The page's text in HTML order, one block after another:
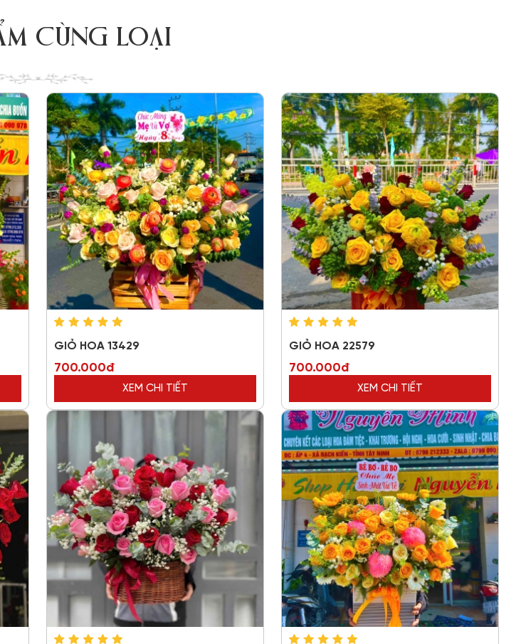
CÙNG LOẠI
GIỎ HOA 13429
700.000đ
XEM CHI TIẾT
GIỎ HOA 22579
700.000đ
XEM CHI TIẾT